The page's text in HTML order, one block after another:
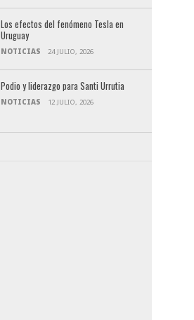
Los efectos del fenómeno Tesla en
Uruguay
NOTICIAS 24 JULIO, 2026
Podio y liderazgo para Santi Urrutia
NOTICIAS 12 JULIO, 2026